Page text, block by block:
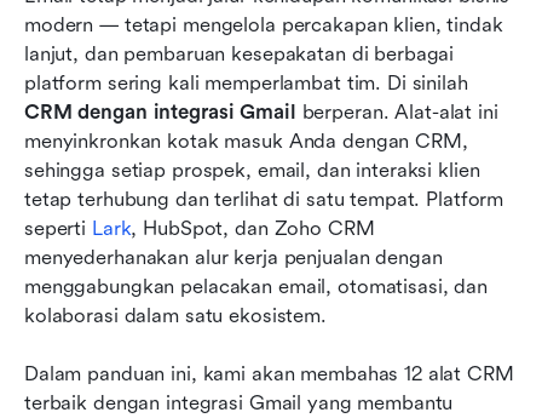
modern — tetapi mengelola percakapan klien, tindak
lanjut, dan pembaruan kesepakatan di berbagai
CRM dengan integrasi Gmail berperan. Alat-alat ini
menyinkronkan kotak masuk Anda dengan CRM,
sehingga setiap prospek, email, dan interaksi klien
tetap terhubung dan terlihat di satu tempat. Platform
seperti Lark, HubSpot, dan Zoho CRM
menyederhanakan alur kerja penjualan dengan
menggabungkan pelacakan email, otomatisasi, dan
kolaborasi dalam satu ekosistem.
Dalam panduan ini, kami akan membahas 12 alat CRM
terbaik dengan integrasi Gmail yang membantu
dengan integrasi Gmail
12 alat CRM teratas dengan integrasi Gmail
Panduan singkat memilih CRM yang tepat
dengan integrasi Gmail
Kesimpulan
FAQ
Bacaan terkait